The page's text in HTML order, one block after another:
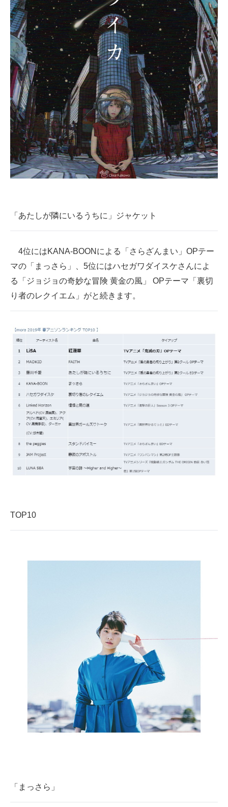
「あたしが隣にいるうちに」ジャケット
4位にはKANA-BOONによる「さらざんまい」OPテー
マの「まっさら」、5位にはハセガワダイスケさんによ
る「ジョジョの奇妙な冒険 黄金の風」 OPテーマ「裏切
り者のレクイエム」がと続きます。
TOP10
「まっさら」